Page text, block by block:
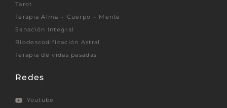
Tarot
Terapia Alma – Cuerpo – Mente
Sanación Integral
Biodescodificación Astral
Terapia de vidas pasadas
Redes
Youtube